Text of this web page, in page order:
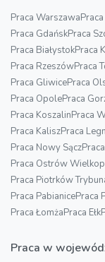
Praca Warszawa
Praca GdańskPraca
Praca BiałystokPraca
Praca RzeszówPraca
Praca GliwicePraca
Praca OpolePraca
Praca KoszalinPraca
Praca KaliszPraca
Praca Nowy Sącz
Praca Ostrów
Praca Piotrków
Praca PabianicePraca
Praca ŁomżaPraca Ełk
Praca w